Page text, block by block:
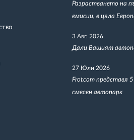
Разрастването на
емисии, в цяла
3 Авг. 2026
Дали Вашият
27 Юли 2026
Frotcom представя
смесен автопарк